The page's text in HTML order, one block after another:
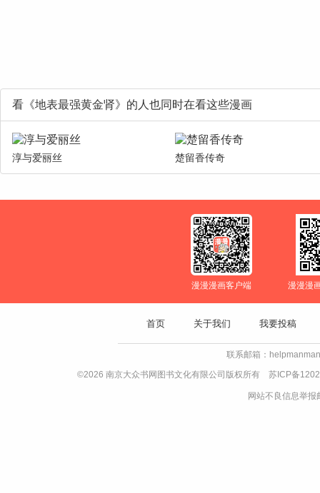
看《地表最强黄金肾》的人也同时在看这些漫画
淳与爱丽丝 楚留香传奇
漫漫漫画客户端 漫漫漫
首页 关于我们 我要投稿
联系邮箱：
©2026 南京大众书网图书文化有限公司版权所有 苏ICP备
网站不良信息举